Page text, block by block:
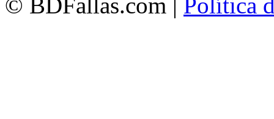
© BDFallas.com | Política